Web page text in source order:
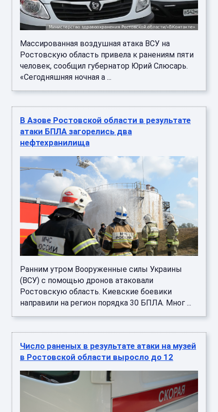
Массированная воздушная атака ВСУ на
Ростовскую область привела к ранениям пяти
человек, сообщил губернатор Юрий Слюсарь.
«Сегодняшняя ночная а ...
В Азове Ростовской области в результате
атаки БПЛА загорелись два
нефтехранилища
Ранним утром Вооруженные силы Украины
(ВСУ) с помощью дронов атаковали
Ростовскую область. Киевские боевики
направили на регион порядка 30 БПЛА. Мног ...
Число раненых в результате атаки на музей
в Ростовской области выросло до 12